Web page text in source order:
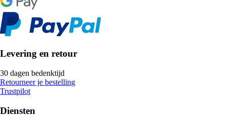
Levering en retour
30 dagen bedenktijd
Retourneer je bestelling
Trustpilot
Diensten